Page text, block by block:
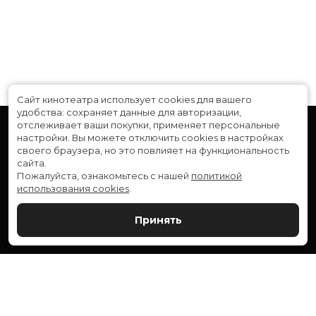
Расписание
Скоро в кино
Служба поддержки
Сайт кинотеатра использует cookies для вашего
удобства: сохраняет данные для авторизации,
отслеживает ваши покупки, применяет персональные
настройки. Вы можете отключить cookies в настройках
своего браузера, но это повлияет на функциональность
сайта.
Пожалуйста, ознакомьтесь с нашей политикой
использования cookies
Принять